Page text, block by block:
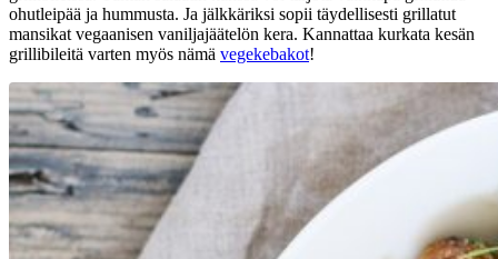
ohutleipää ja hummusta. Ja jälkkäriksi sopii täydellisesti grillatut
mansikat vegaanisen vaniljajäätelön kera. Kannattaa kurkata kesän
grillibileitä varten myös nämä vegekebakot!